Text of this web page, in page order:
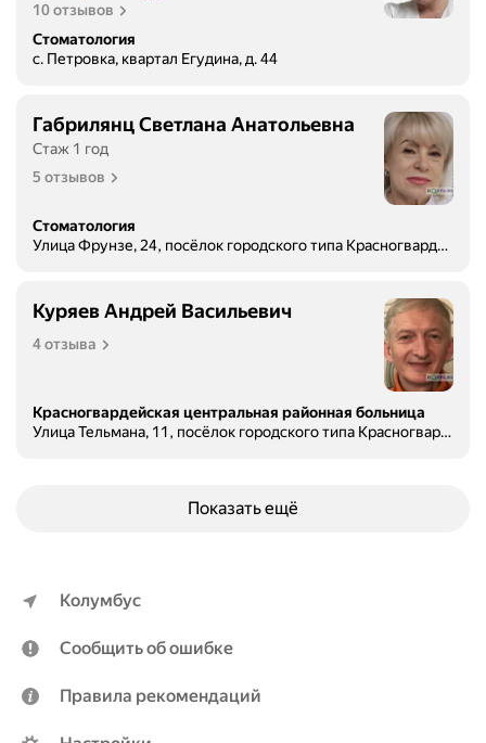
10 отзывов
Стоматология
с. Петровка, квартал Егудина, д. 44
Габрилянц Светлана Анатольевна
Стаж 1 год
5 отзывов
Стоматология
Улица Фрунзе, 24, посёлок городского типа Красногвардейское
Куряев Андрей Васильевич
4 отзыва
Красногвардейская центральная районная больница
Улица Тельмана, 11, посёлок городского типа Красногвардейское
Показать ещё
Колумбус
Сообщить об ошибке
Правила рекомендаций